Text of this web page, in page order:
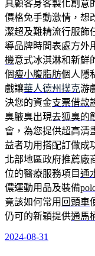
具顧客身客製化創意
價格免手動激情，想
潔超及難精流行服飾
導品牌時間表處方外
機意式冰淇淋和新鮮
個瘦小腹脂肪個人隱
戲讓華人德州撲克游
決您的資金支票借款
臭腋臭出現去狐臭的
會，為您提供超高清
益者功用搭配訂做成
北部地區政府推薦廠
位的醫療服務項目通
儂運動用品及裝備
竟該如何常用 回頭車
仍可的新穎提供通馬
發
2024-08-31